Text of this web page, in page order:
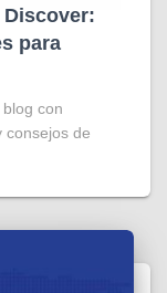
Discover:
para
con
consejos de